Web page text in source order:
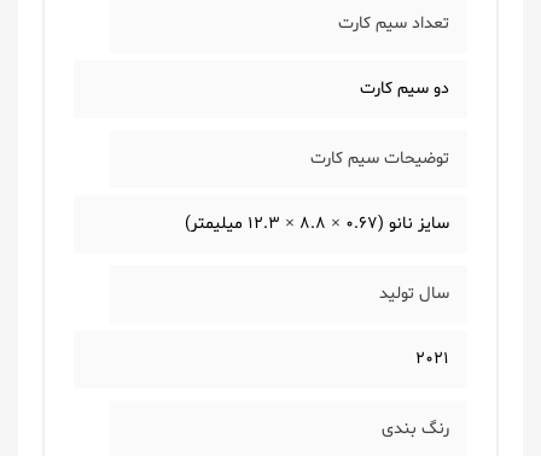
تعداد سیم کارت
دو سیم کارت
توضیحات سیم کارت
سایز نانو (0.67 × 8.8 × 12.3 میلیمتر)
سال تولید
2021
رنگ بندی